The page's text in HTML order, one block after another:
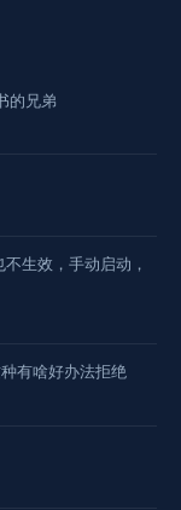
的兄弟
生效，手动启动，
有啥好办法拒绝